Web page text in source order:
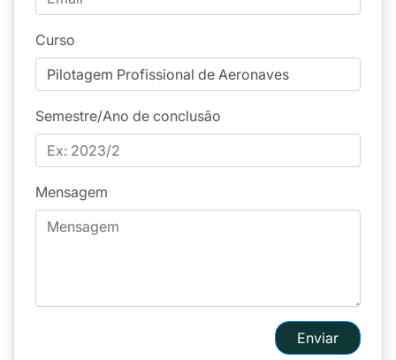
Curso
Semestre/Ano de conclusão
Mensagem
Enviar